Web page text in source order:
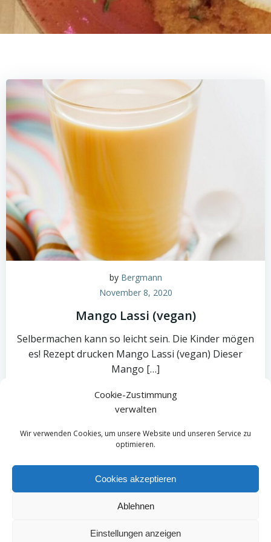
Cookie-Zustimmung
verwalten
Wir verwenden Cookies, um unsere Website und unseren Service zu
optimieren.
Cookies akzeptieren
Ablehnen
Einstellungen anzeigen
by Bergmann
November 8, 2020
Mango Lassi (vegan)
Selbermachen kann so leicht sein. Die Kinder mögen
es! Rezept drucken Mango Lassi (vegan) Dieser
Mango […]
Created for free using WordPress and